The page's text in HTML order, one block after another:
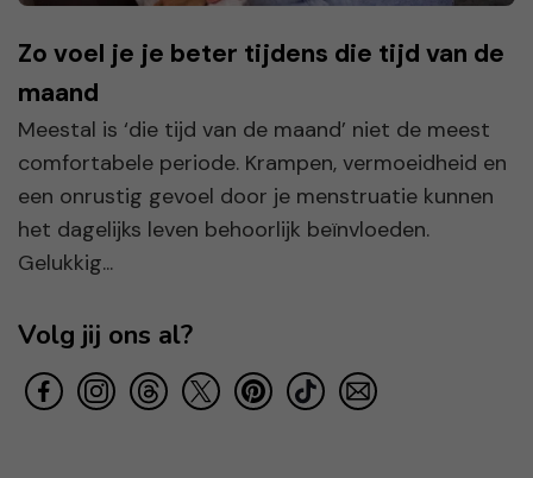
Zo voel je je beter tijdens die tijd van de
maand
Meestal is ‘die tijd van de maand’ niet de meest
comfortabele periode. Krampen, vermoeidheid en
een onrustig gevoel door je menstruatie kunnen
het dagelijks leven behoorlijk beïnvloeden.
Gelukkig...
Volg jij ons al?